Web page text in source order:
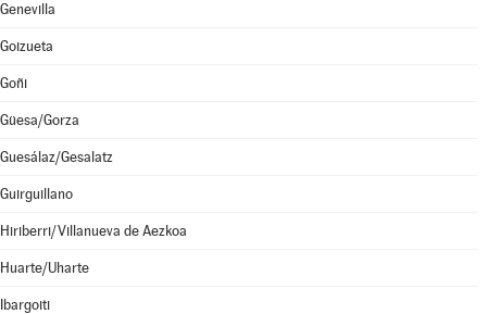
Genevilla
Goizueta
Goñi
Güesa/Gorza
Guesálaz/Gesalatz
Guirguillano
Hiriberri/Villanueva de Aezkoa
Huarte/Uharte
Ibargoiti